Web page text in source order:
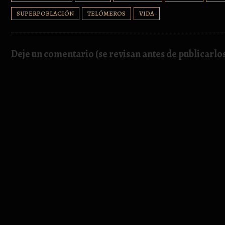
SUPERPOBLACIÓN TELÓMEROS VIDA
Deje un comentario (se revisan antes de